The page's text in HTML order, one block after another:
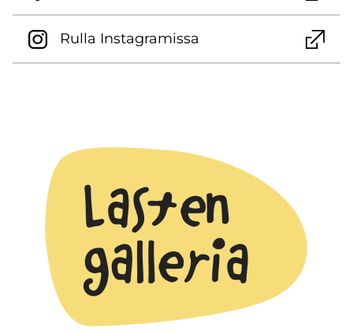
Rulla Ins­ta­gra­mis­sa